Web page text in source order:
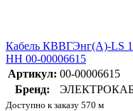
Кабель КВВГЭнг(А)-LS
НН 00-00006615
Артикул: 00-00006615
Бренд:
Доступно к заказу 570 м